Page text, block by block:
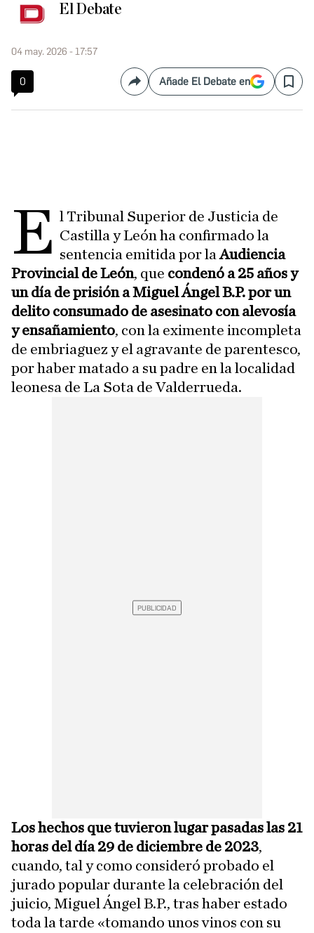
El Debate
04 may. 2026 - 17:57
0 CompartirAñade El Debate en Save
E l Tribunal Superior de Justicia de
Castilla y León ha confirmado la
sentencia emitida por laAudiencia
Provincial de León, que condenó a 25 años y
un día de prisión a Miguel Ángel B.P. por un
delito consumado de asesinato con alevosía
y ensañamiento, con la eximente incompleta
de embriaguez y el agravante de parentesco,
por haber matado a su padre en la localidad
leonesa de La Sota de Valderrueda.
Los hechos que tuvieron lugar pasadas las 21
horas del día 29 de diciembre de 2023,
cuando, tal y como consideró probado el
jurado popular durante la celebración del
juicio, Miguel Ángel B.P., tras haber estado
toda la tarde «tomando unos vinos con su